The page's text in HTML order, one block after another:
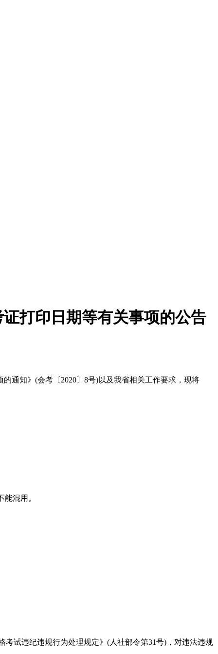
打印日期等有关事项的公告
通知》(会考〔2020〕8号)以及我省相关工作要求，现将
混用。
试违纪违规行为处理规定》(人社部令第31号)，对违法违规